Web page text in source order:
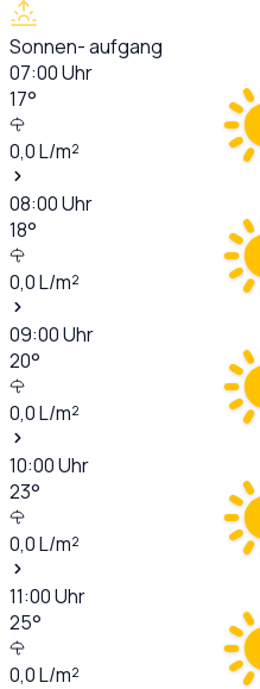
Sonnen- aufgang
07:00Uhr
17°
0,0L/m²
08:00Uhr
18°
0,0L/m²
09:00Uhr
20°
0,0L/m²
10:00Uhr
23°
0,0L/m²
11:00Uhr
25°
0,0L/m²